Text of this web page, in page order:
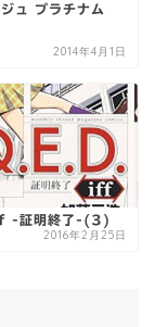
ュ プラチナム
2014年4月1日
証明終了-(3)
2016年2月25日